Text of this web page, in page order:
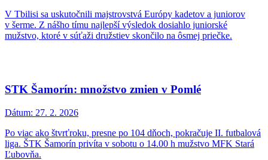
V Tbilisi sa uskutočnili majstrovstvá Európy kadetov a juniorov
v šerme. Z nášho tímu najlepší výsledok dosiahlo juniorské
mužstvo, ktoré v súťaži družstiev skončilo na ôsmej priečke.
STK Šamorín: množstvo zmien v Pomlé
Dátum: 27. 2. 2026
Po viac ako štvrťroku, presne po 104 dňoch, pokračuje II. futbalová
liga. ŠTK Šamorín privíta v sobotu o 14.00 h mužstvo MFK Stará
Ľubovňa.